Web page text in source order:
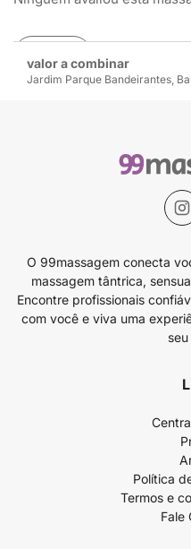
valor a combinar
Jardim Parque Bandeirantes,
Avaliar
O 99massagem conecta
massagem tântrica,
Encontre profissionais
com você e viva uma
Política
Termos e
Fale